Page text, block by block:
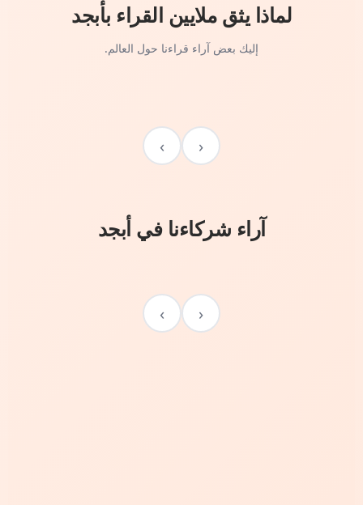
لماذا يثق ملايين القراء بأبجد
إليك بعض آراء قراءنا حول العالم.
‹
›
آراء شركاءنا في أبجد
‹
›